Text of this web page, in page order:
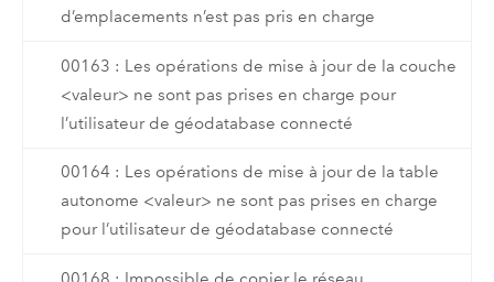
d’emplacements n’est pas pris en charge
00163 : Les opérations de mise à jour de la couche
<valeur> ne sont pas prises en charge pour
l’utilisateur de géodatabase connecté
00164 : Les opérations de mise à jour de la table
autonome <valeur> ne sont pas prises en charge
pour l’utilisateur de géodatabase connecté